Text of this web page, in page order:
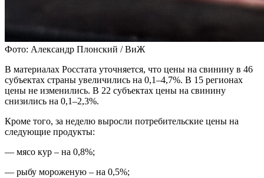
Фото: Александр Плонский / ВиЖ
В материалах Росстата уточняется, что цены на свинину в 46
субъектах страны увеличились на 0,1–4,7%. В 15 регионах
цены не изменились. В 22 субъектах цены на свинину
снизились на 0,1–2,3%.
Кроме того, за неделю выросли потребительские цены на
следующие продукты:
— мясо кур – на 0,8%;
— рыбу мороженую – на 0,5%;